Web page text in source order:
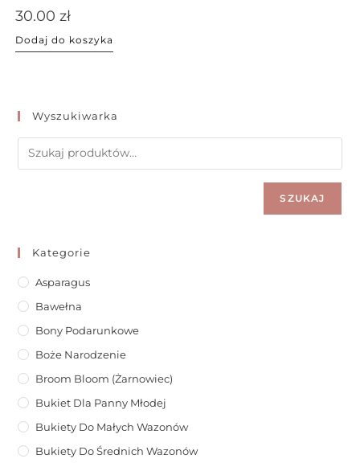
30.00 zł
Dodaj do koszyka
Wyszukiwarka
SZUKAJ
Kategorie
Asparagus
Bawełna
Bony Podarunkowe
Boże Narodzenie
Broom Bloom (żarnowiec)
Bukiet Dla Panny Młodej
Bukiety Do Małych Wazonów
Bukiety Do Średnich Wazonów